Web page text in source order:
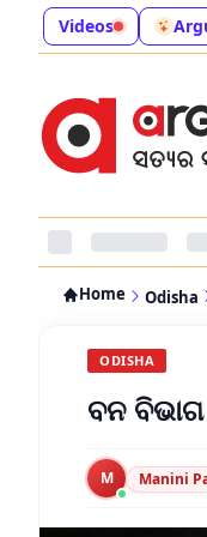
Videos
Home Odisha
ODISHA
ବନ ବିଭାଗ
M Manini